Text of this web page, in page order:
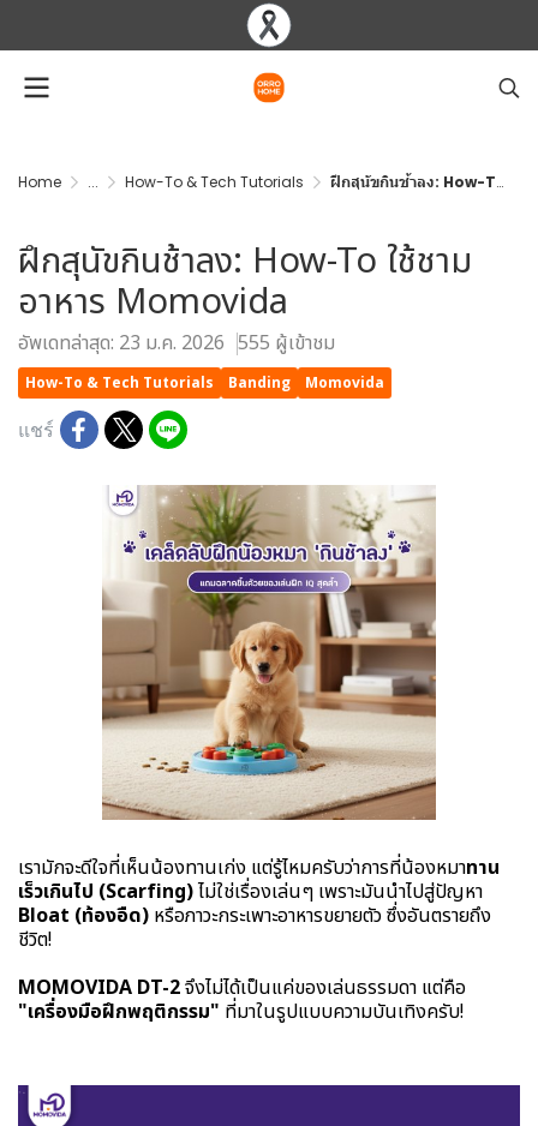
Home ... How-To & Tech Tutorials ฝึกสุนัขกินช้าลง: How-To ใช้ชามอาหาร Momovida
ฝึกสุนัขกินช้าลง: How-To ใช้ชาม
อาหาร Momovida
อัพเดทล่าสุด: 23 ม.ค. 2026 555 ผู้เข้าชม
How-To & Tech Tutorials Banding Momovida
แชร์
เรามักจะดีใจที่เห็นน้องทานเก่ง แต่รู้ไหมครับว่าการที่น้องหมาทาน
เร็วเกินไป (Scarfing)ไม่ใช่เรื่องเล่นๆ เพราะมันนำไปสู่ปัญหา
Bloat (ท้องอืด) หรือภาวะกระเพาะอาหารขยายตัว ซึ่งอันตรายถึง
ชีวิต!
MOMOVIDA DT-2จึงไม่ได้เป็นแค่ของเล่นธรรมดา แต่คือ
"เครื่องมือฝึกพฤติกรรม" ที่มาในรูปแบบความบันเทิงครับ!